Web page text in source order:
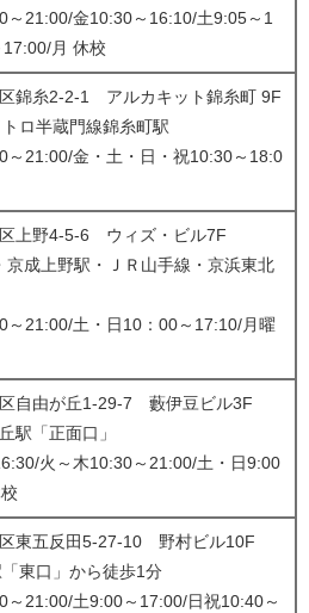
～21:00/金10:30～16:10/土9:05～1
月 休校
区錦糸2-2-1 アルカキット錦糸町 9F
トロ半蔵門線錦糸町駅
～21:00/金・土・日・祝10:30～18:0
区上野4-5-6 ウィズ・ビル7F
京成上野駅・ＪＲ山手線・京浜東北
～21:00/土・日10：00～17:10/月曜
区自由が丘1-29-7 藪伊豆ビル3F
駅「正面口」
火～木10:30～21:00/土・日9:00
区東五反田5-27-10 野村ビル10F
「東口」から徒歩1分
～21:00/土9:00～17:00/日祝10:40～